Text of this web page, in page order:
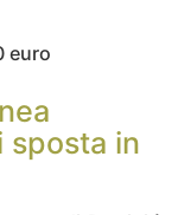
euro
sposta in